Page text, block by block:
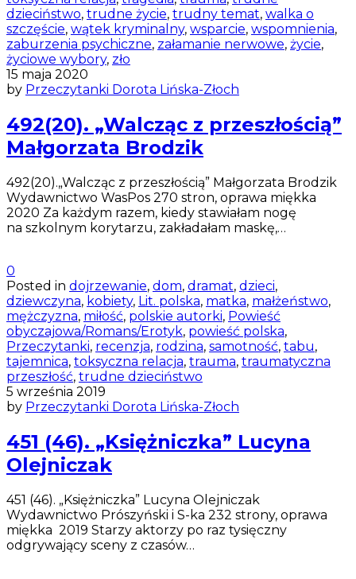
dzieciństwo, trudne życie, trudny temat, walka o
szczęście, wątek kryminalny, wsparcie, wspomnienia,
zaburzenia psychiczne, załamanie nerwowe, życie,
życiowe wybory, zło
15 maja 2020
by Przeczytanki Dorota Lińska-Złoch
492(20). „Walcząc z przeszłością”
Małgorzata Brodzik
492(20).„Walcząc z przeszłością” Małgorzata Brodzik
Wydawnictwo WasPos 270 stron, oprawa miękka
2020 Za każdym razem, kiedy stawiałam nogę
na szkolnym korytarzu, zakładałam maskę,…
0
Posted in dojrzewanie, dom, dramat, dzieci,
dziewczyna, kobiety, Lit. polska, matka, małżeństwo,
mężczyzna, miłość, polskie autorki, Powieść
obyczajowa/Romans/Erotyk, powieść polska,
Przeczytanki, recenzja, rodzina, samotność, tabu,
tajemnica, toksyczna relacja, trauma, traumatyczna
przeszłość, trudne dzieciństwo
5 września 2019
by Przeczytanki Dorota Lińska-Złoch
451 (46). „Księżniczka” Lucyna
Olejniczak
451 (46). „Księżniczka” Lucyna Olejniczak
Wydawnictwo Prószyński i S-ka 232 strony, oprawa
miękka 2019 Starzy aktorzy po raz tysięczny
odgrywający sceny z czasów…